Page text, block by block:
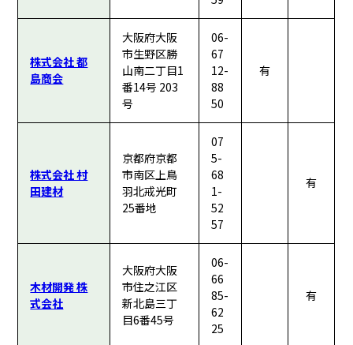
株式会社 都
島商会
大阪府大阪
市生野区勝
山南二丁目1
番14号 203
号
06-
67
12-
88
50
有
株式会社 村
田建材
京都府京都
市南区上鳥
羽北戒光町
25番地
07
5-
68
1-
52
57
有
木材開発 株
式会社
大阪府大阪
市住之江区
新北島三丁
目6番45号
06-
66
85-
62
25
有